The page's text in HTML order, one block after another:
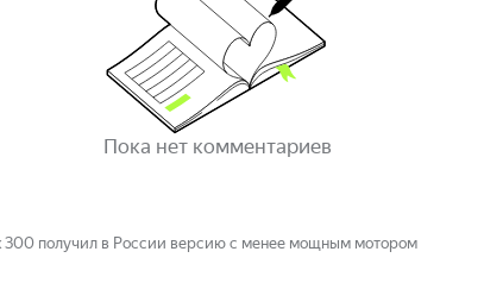
Пока нет комментариев
300 получил в России версию с менее мощным мотором